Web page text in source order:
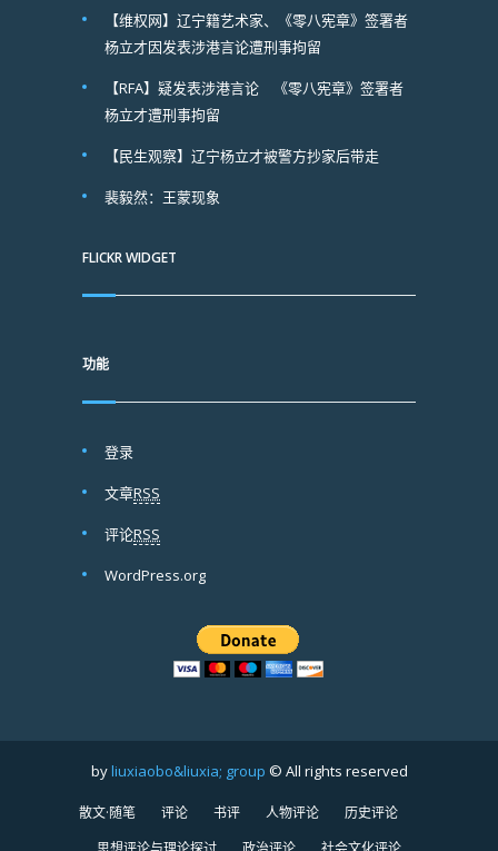
【维权网】辽宁籍艺术家、《零八宪章》签署者
杨立才因发表涉港言论遭刑事拘留
【RFA】疑发表涉港言论 《零八宪章》签署者
杨立才遭刑事拘留
【民生观察】辽宁杨立才被警方抄家后带走
裴毅然：王蒙现象
FLICKR WIDGET
功能
登录
文章RSS
评论RSS
WordPress.org
byliuxiaobo&liuxia; group © All rights reserved
散文·随笔 评论 书评 人物评论
历史评论